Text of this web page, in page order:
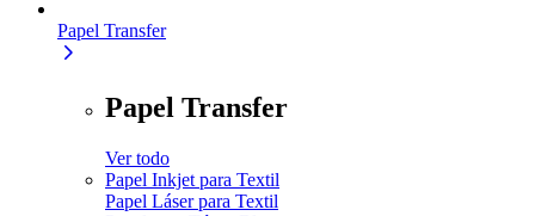
Papel Transfer
Papel Transfer
Ver todo
Papel Inkjet para Textil
Papel Láser para Textil